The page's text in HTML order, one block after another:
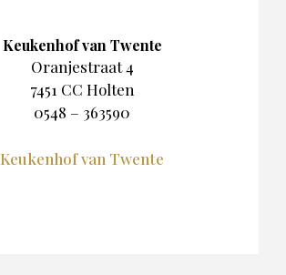
Keukenhof van Twente
Oranjestraat 4
7451 CC Holten
0548 – 363590
Keukenhof van Twente